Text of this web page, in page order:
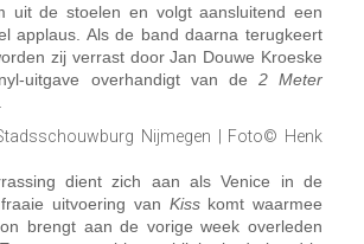
uit de stoelen en volgt aansluitend een
applaus. Als de band daarna terugkeert
zij verrast door Jan Douwe Kroeske
uitgave overhandigt van de 2 Meter
dient zich aan als Venice in de
uitvoering van Kisskomt waarmee
brengt aan de vorige week overleden